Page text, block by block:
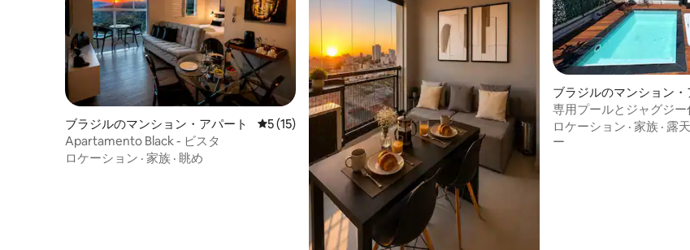
ブラジルのマンション・アパート レビュー15件、5つ星中5つ星の平均評価
5 (15)
Apartamento Black - ビスタ
ロケーション · 家族 · 眺め
ブラジルのマンション・
専用プールとジャグジ
ーナのペントハウス！
ロケーション · 家族 · 露
ー